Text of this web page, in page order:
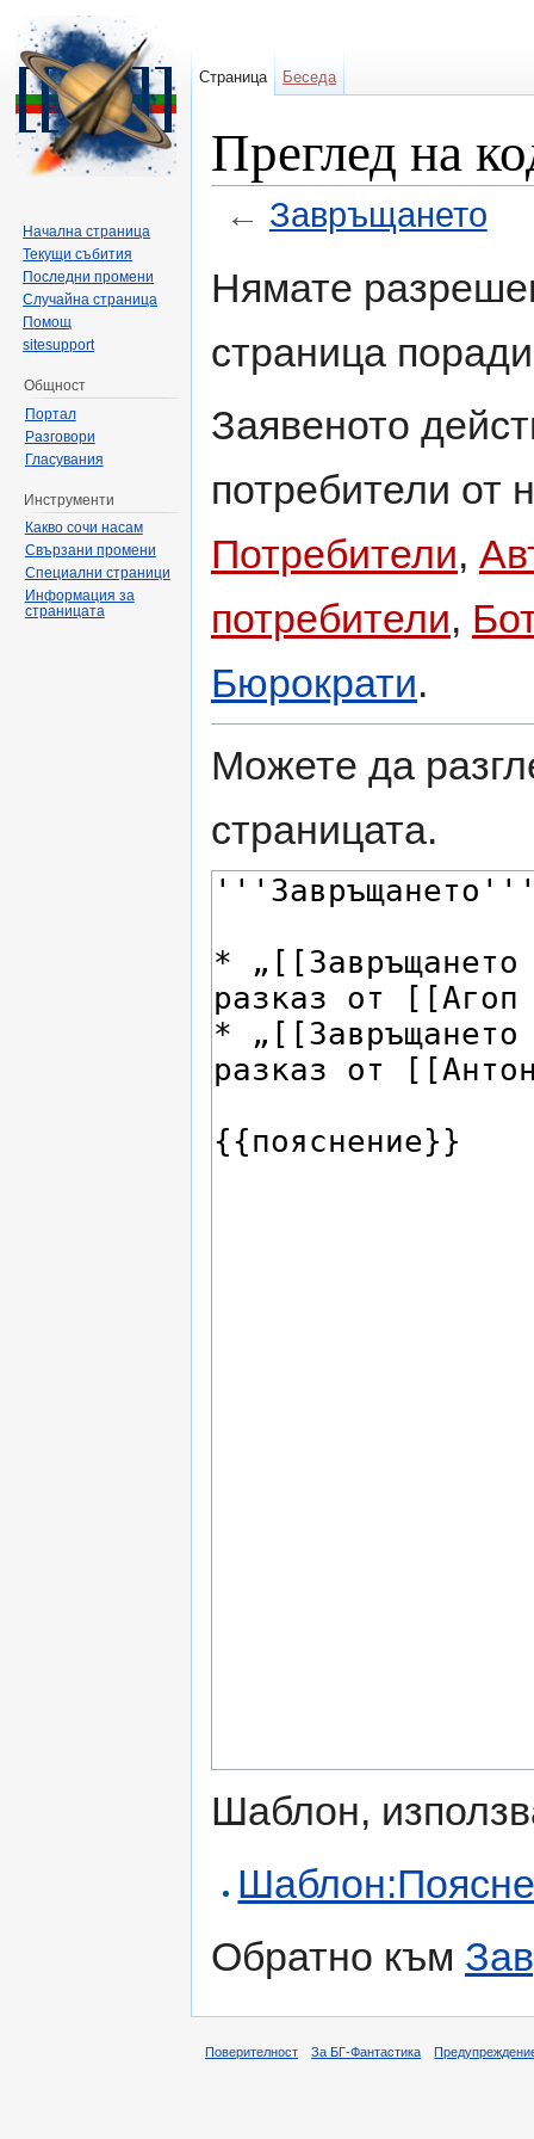
Преглед на
← Завръщането
Нямате
страница
Заявеното
потребители от
Потребители,
потребители,
Бюрократи.
Можете да
страницата.
Шаблон,
Обратно към
Страница Беседа
Начална страница
Текущи събития
Последни промени
Случайна страница
Помощ
sitesupport
Общност
Портал
Разговори
Гласувания
Инструменти
Какво сочи насам
Свързани промени
Специални страници
Информация за
страницата
Поверителност За БГ-Фантастика